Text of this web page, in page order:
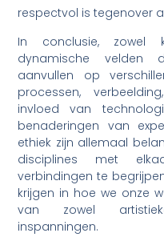
respectvol is tegenover
In conclusie, zowel
dynamische velden
aanvullen op
processen,
invloed van
benaderingen van
ethiek zijn allemaal
disciplines met
verbindingen te
krijgen in hoe we onze
van zowel
inspanningen.